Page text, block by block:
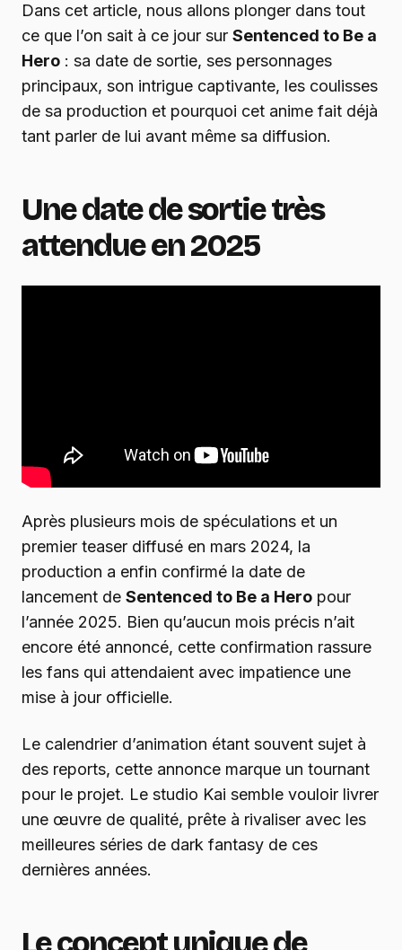
Dans cet article, nous allons plonger dans tout
ce que l’on sait à ce jour sur Sentenced to Be a
Hero : sa date de sortie, ses personnages
principaux, son intrigue captivante, les coulisses
de sa production et pourquoi cet anime fait déjà
tant parler de lui avant même sa diffusion.
Une date de sortie très
attendue en 2025
Après plusieurs mois de spéculations et un
premier teaser diffusé en mars 2024, la
production a enfin confirmé la date de
lancement de Sentenced to Be a Hero pour
l’année 2025. Bien qu’aucun mois précis n’ait
encore été annoncé, cette confirmation rassure
les fans qui attendaient avec impatience une
mise à jour officielle.
Le calendrier d’animation étant souvent sujet à
des reports, cette annonce marque un tournant
pour le projet. Le studio Kai semble vouloir livrer
une œuvre de qualité, prête à rivaliser avec les
meilleures séries de dark fantasy de ces
dernières années.